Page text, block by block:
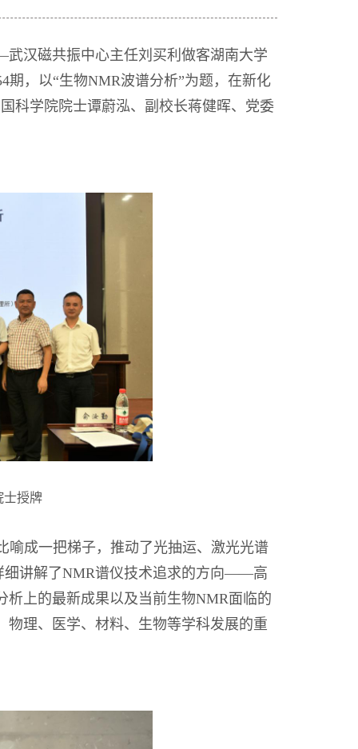
汉磁共振中心主任刘买利 做客湖南大学
期 ，以“生物NMR波谱分析”为题，在新化
科学院院士谭蔚泓、副校长蒋健晖、党委
士授牌
喻成一把梯子，推动了光抽运、激光光谱
细讲解了NMR谱仪技术追求的方向——高
上的最新成果以及当前生物NMR面临的
理、医学、材料、生物等学科发展的重